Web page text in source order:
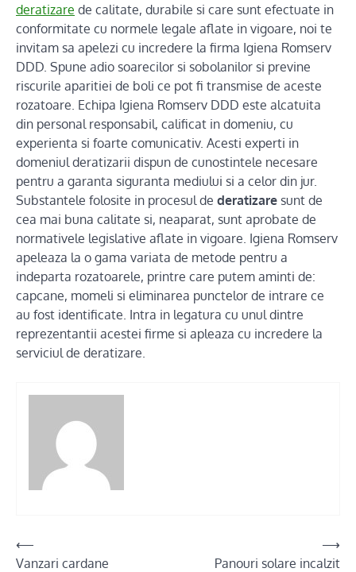
deratizare de calitate, durabile si care sunt efectuate in
conformitate cu normele legale aflate in vigoare, noi te
invitam sa apelezi cu incredere la firma Igiena Romserv
DDD. Spune adio soarecilor si sobolanilor si previne
riscurile aparitiei de boli ce pot fi transmise de aceste
rozatoare. Echipa Igiena Romserv DDD este alcatuita
din personal responsabil, calificat in domeniu, cu
experienta si foarte comunicativ. Acesti experti in
domeniul deratizarii dispun de cunostintele necesare
pentru a garanta siguranta mediului si a celor din jur.
Substantele folosite in procesul de deratizare sunt de
cea mai buna calitate si, neaparat, sunt aprobate de
normativele legislative aflate in vigoare. Igiena Romserv
apeleaza la o gama variata de metode pentru a
indeparta rozatoarele, printre care putem aminti de:
capcane, momeli si eliminarea punctelor de intrare ce
au fost identificate. Intra in legatura cu unul dintre
reprezentantii acestei firme si apleaza cu incredere la
serviciul de deratizare.
Post
⟵
Vanzari cardane
Panouri solare incalzit
⟶